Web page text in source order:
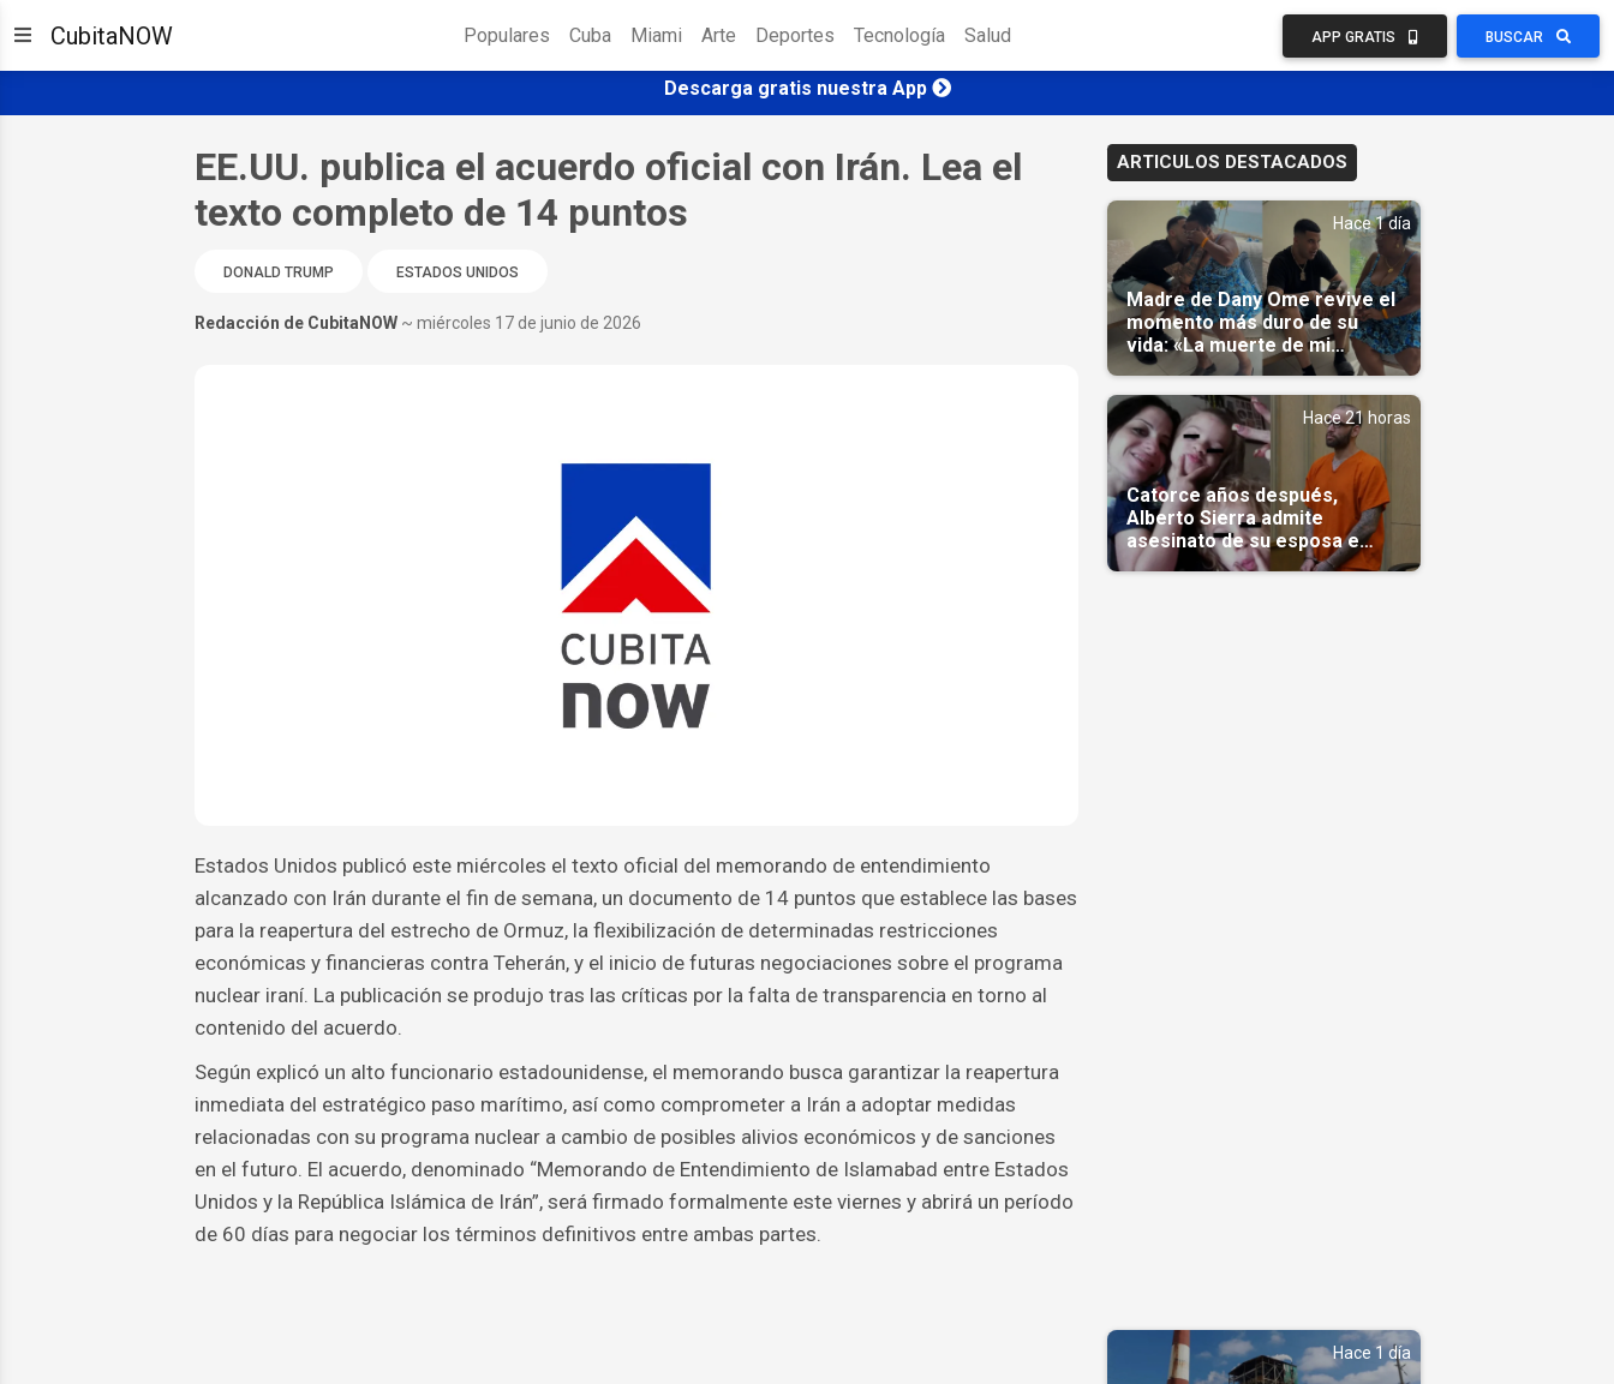
CubitaNOW Populares Cuba Miami Arte Deportes Tecnología Salud APP GRATIS BUSCAR
Descarga gratis nuestra App
EE.UU. publica el acuerdo oficial con Irán. Lea el
texto completo de 14 puntos
DONALD TRUMP ESTADOS UNIDOS
Redacción de CubitaNOW ~ miércoles 17 de junio de 2026
Estados Unidos publicó este miércoles el texto oficial del memorando de entendimiento
alcanzado con Irán durante el fin de semana, un documento de 14 puntos que establece las bases
para la reapertura del estrecho de Ormuz, la flexibilización de determinadas restricciones
económicas y financieras contra Teherán, y el inicio de futuras negociaciones sobre el programa
nuclear iraní. La publicación se produjo tras las críticas por la falta de transparencia en torno al
contenido del acuerdo.
Según explicó un alto funcionario estadounidense, el memorando busca garantizar la reapertura
inmediata del estratégico paso marítimo, así como comprometer a Irán a adoptar medidas
relacionadas con su programa nuclear a cambio de posibles alivios económicos y de sanciones
en el futuro. El acuerdo, denominado “Memorando de Entendimiento de Islamabad entre Estados
Unidos y la República Islámica de Irán”, será firmado formalmente este viernes y abrirá un período
de 60 días para negociar los términos definitivos entre ambas partes.
ARTICULOS DESTACADOS
Hace 1 día
Madre de Dany Ome revive el
momento más duro de su
vida: «La muerte de mi
nieto»(Video)
Hace 21 horas
Catorce años después,
Alberto Sierra admite
asesinato de su esposa e
hijas; crimen que conmocionó
Hace 1 día